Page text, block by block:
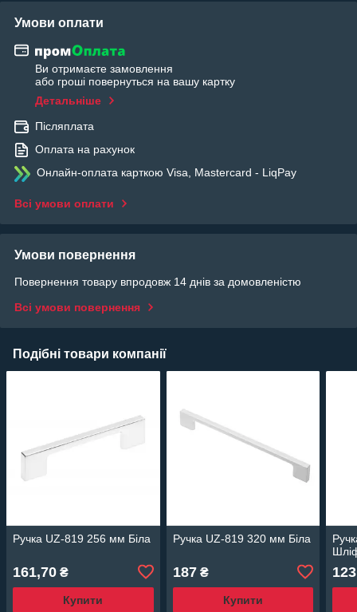
Умови оплати
Ви отримаєте замовлення
або гроші повернуться на вашу картку
Детальніше
Післяплата
Оплата на рахунок
Онлайн-оплата карткою Visa, Mastercard - LiqPay
Всі умови оплати
Умови повернення
Повернення товару впродовж 14 днів за домовленістю
Всі умови повернення
Подібні товари компанії
Ручка UZ-819 256 мм Біла
161,70 ₴
Купити
Ручка UZ-819 320 мм Біла
187₴
Купити